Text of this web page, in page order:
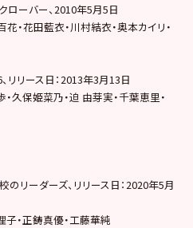
ローバー、2010年5月5日
・花田藍衣・川村結衣・奥本カイリ・
リリース日：2013年3月13日
久保姫菜乃・迫 由芽実・千葉恵里・
のリーダーズ、リリース日：2020年5月
子・正鋳真優・工藤華純